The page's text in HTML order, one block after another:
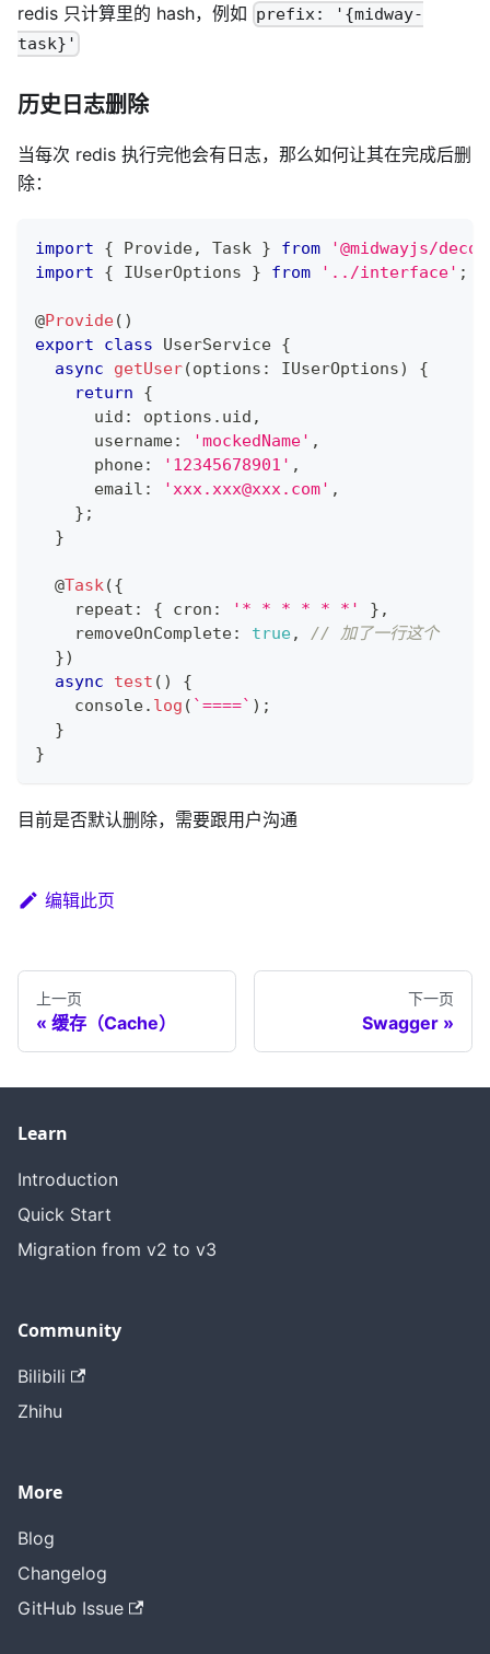
redis 只计算里的 hash，例如 prefix: '{midway-
task}'
历史日志删除
当每次 redis 执行完他会有日志，那么如何让其在完成后删
除：
import { Provide, Task } from
'@midwayjs/
import
{ IUserOptions } from '../interface' ;
@Provide( )
export
class UserService {
async
getUser(options : IUserOptions)
{
return
{
      uid
: options . uid ,
      username
: 'mockedName' ,
      phone
: '12345678901' ,
      email
: 'xxx.xxx@xxx.com' ,
} ;
}
@Task({
    repeat
: { cron : '* * * * * *' } ,
    removeOnComplete
: true,
// 加了一行这个
})
async
test ( )
{
console. log ( `====` ) ;
}
}
目前是否默认删除，需要跟用户沟通
编辑此页
上一页
缓存（Cache）
下一页
Swagger
Learn
Introduction
Quick Start
Migration from v2 to v3
Community
Bilibili
Zhihu
More
Blog
Changelog
GitHub Issue